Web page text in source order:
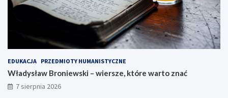
EDUKACJA PRZEDMIOTY HUMANISTYCZNE
Władysław Broniewski – wiersze, które warto znać
7 sierpnia 2026